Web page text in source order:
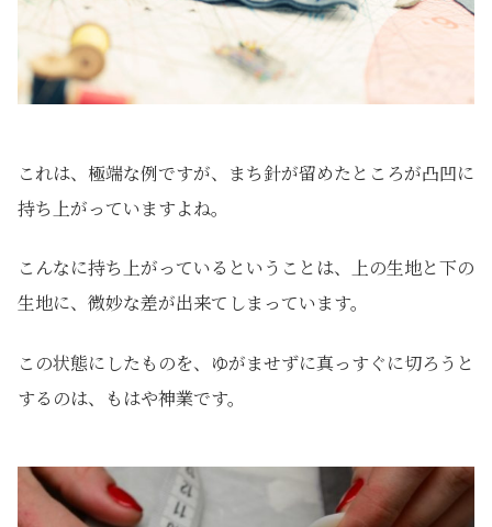
これは、極端な例ですが、まち針が留めたところが凸凹に
持ち上がっていますよね。
こんなに持ち上がっているということは、上の生地と下の
生地に、微妙な差が出来てしまっています。
この状態にしたものを、ゆがませずに真っすぐに切ろうと
するのは、もはや神業です。